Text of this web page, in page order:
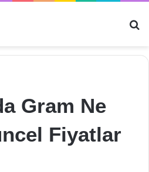
Gram Ne
Fiyatlar